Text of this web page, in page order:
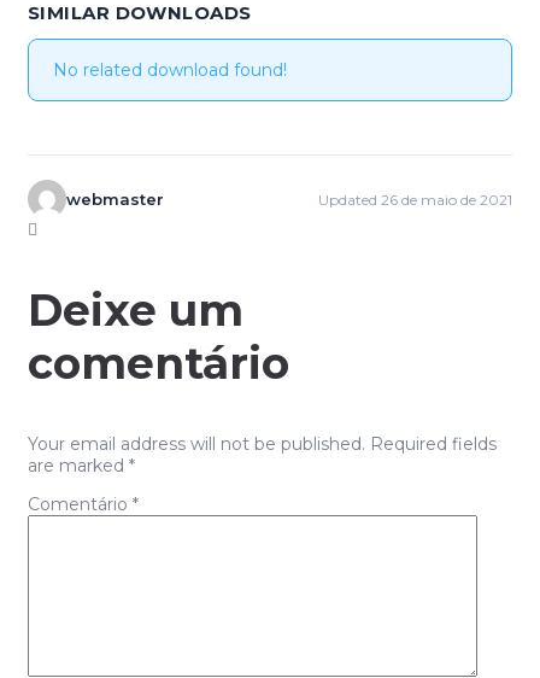
SIMILAR DOWNLOADS
No related download found!
webmaster Updated 26 de maio de 2021
Deixe um
comentário
Your email address will not be published. Required fields
are marked *
Comentário *